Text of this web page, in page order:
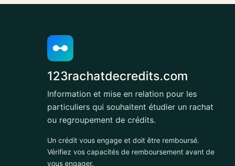
123rachatdecredits.com
Information et mise en relation pour les
particuliers qui souhaitent étudier un rachat
ou regroupement de crédits.
Un crédit vous engage et doit être remboursé.
Vérifiez vos capacités de remboursement avant de
vous engager.